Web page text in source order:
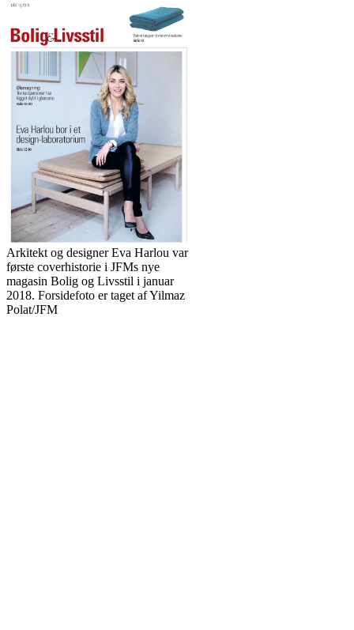
Arkitekt og designer Eva Harlou var
første coverhistorie i JFMs nye
magasin Bolig og Livsstil i januar
2018. Forsidefoto er taget af Yilmaz
Polat/JFM